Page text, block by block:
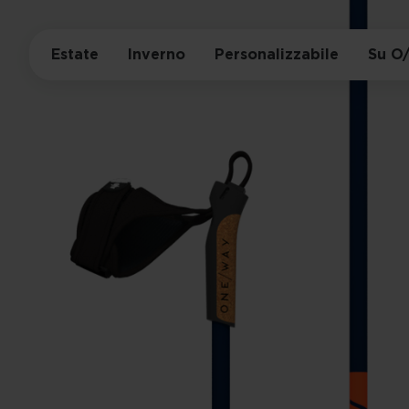
Estate Inverno Personalizzabile Su